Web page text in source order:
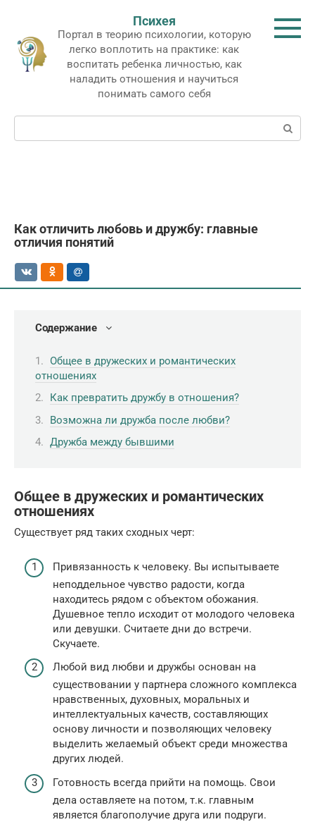
контенту
Психея
Портал в теорию психологии, которую
легко воплотить на практике: как
воспитать ребенка личностью, как
наладить отношения и научиться
понимать самого себя
Поиск:
Как отличить любовь и дружбу: главные
отличия понятий
Содержание
Общее в дружеских и романтических
отношениях
Как превратить дружбу в отношения?
Возможна ли дружба после любви?
Дружба между бывшими
Общее в дружеских и романтических
отношениях
Существует ряд таких сходных черт:
Привязанность к человеку. Вы испытываете
неподдельное чувство радости, когда
находитесь рядом с объектом обожания.
Душевное тепло исходит от молодого человека
или девушки. Считаете дни до встречи.
Скучаете.
Любой вид любви и дружбы основан на
существовании у партнера сложного комплекса
нравственных, духовных, моральных и
интеллектуальных качеств, составляющих
основу личности и позволяющих человеку
выделить желаемый объект среди множества
других людей.
Готовность всегда прийти на помощь. Свои
дела оставляете на потом, т.к. главным
является благополучие друга или подруги.